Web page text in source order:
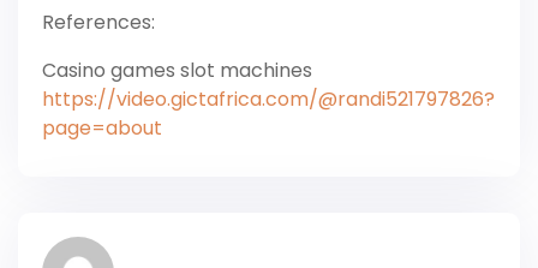
References:
Casino games slot machines
https://video.gictafrica.com/@randi521797826?
page=about